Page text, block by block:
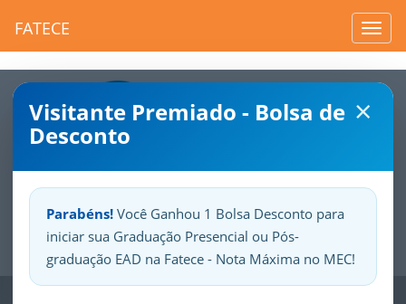
FATECE
×
Visitante Premiado - Bolsa de
Desconto
Parabéns! Você Ganhou 1 Bolsa Desconto para
iniciar sua Graduação Presencial ou Pós-
graduação EAD na Fatece - Nota Máxima no MEC!
SuaFatece.Seuorgulho.
Previous